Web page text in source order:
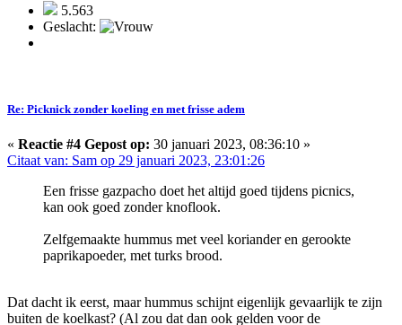
5.563
Geslacht:
Re: Picknick zonder koeling en met frisse adem
« Reactie #4 Gepost op: 30 januari 2023, 08:36:10 »
Citaat van: Sam op 29 januari 2023, 23:01:26
Een frisse gazpacho doet het altijd goed tijdens picnics,
kan ook goed zonder knoflook.
Zelfgemaakte hummus met veel koriander en gerookte
paprikapoeder, met turks brood.
Dat dacht ik eerst, maar hummus schijnt eigenlijk gevaarlijk te zijn
buiten de koelkast? (Al zou dat dan ook gelden voor de